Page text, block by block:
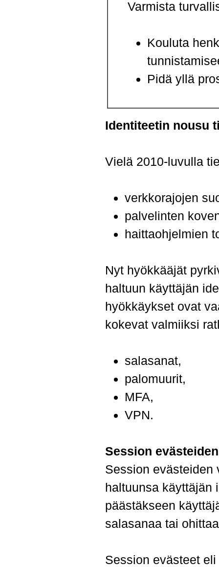
Varmista
Kouluta
Pidä yllä
Identiteetin nousu
Vielä 2010-luvulla
verkkorajojen
palvelinten
haittaohjelmien
Nyt hyökkääjät
haltuun käyttäjän
hyökkäykset ovat
kokevat valmiiksi
salasanat,
palomuurit,
MFA,
VPN.
Session
Session evästeiden
haltuunsa käyttäjän
päästäkseen
salasanaa tai
Session evästeet